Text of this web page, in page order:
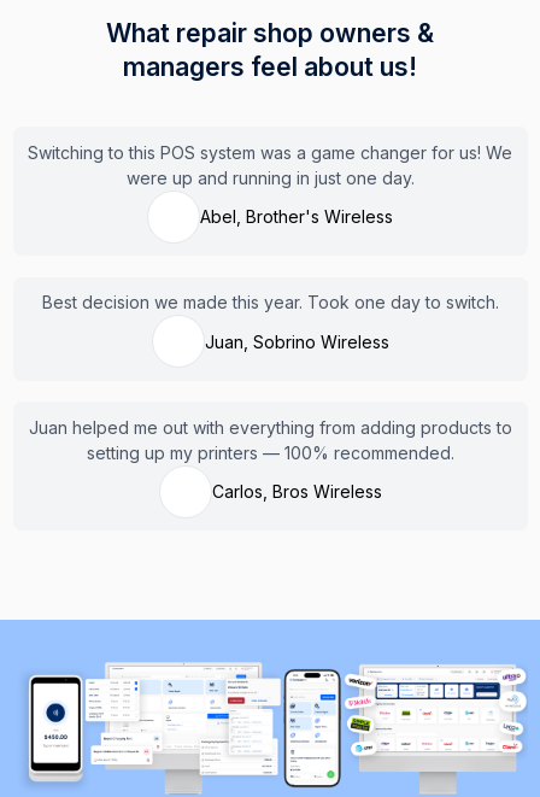
What repair shop owners &
managers feel about us!
Switching to this POS system was a game changer for us! We
were up and running in just one day.
Abel, Brother's Wireless
Best decision we made this year. Took one day to switch.
Juan, Sobrino Wireless
Juan helped me out with everything from adding products to
setting up my printers — 100% recommended.
Carlos, Bros Wireless